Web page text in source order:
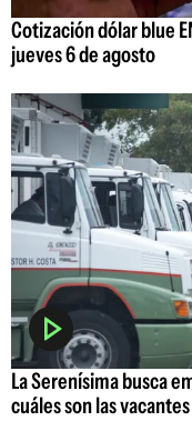
Cotización dólar blue
jueves 6 de agosto
La Serenísima busca
cuáles son las